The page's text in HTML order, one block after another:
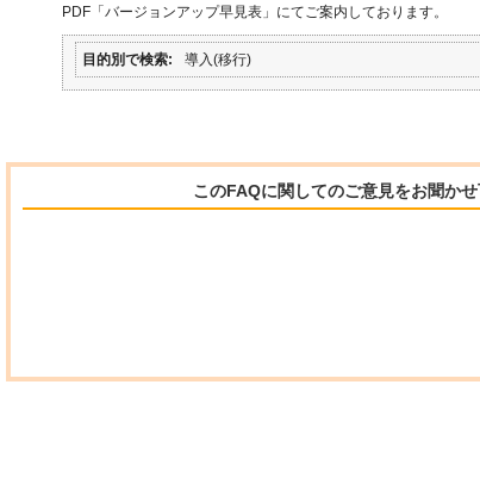
PDF「バージョンアップ早見表」にてご案内しております。
目的別で検索 導入(移行)
このFAQに関してのご意見をお聞かせ